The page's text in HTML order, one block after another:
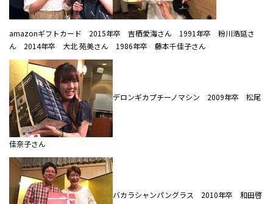
amazonギフトカード 2015年卒 吉栖愛海さん 1991年卒 粉川浩延さ
ん 2014年卒 大北 苑美さん 1986年卒 藤本千佳子さん
デロンギカプチーノマシン 2009年卒 松尾
佳奈子さん
バカラシャンパングラス 2010年卒 和田啓